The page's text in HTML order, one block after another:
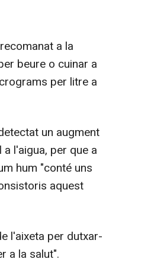
a la
beure o cuinar a
per litre a
un augment
l'aigua, per que a
hum "conté uns
aquest
l'aixeta per dutxar-
a la salut".